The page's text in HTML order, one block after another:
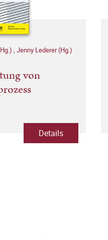
, Jenny Lederer (Hg.)
von
Details